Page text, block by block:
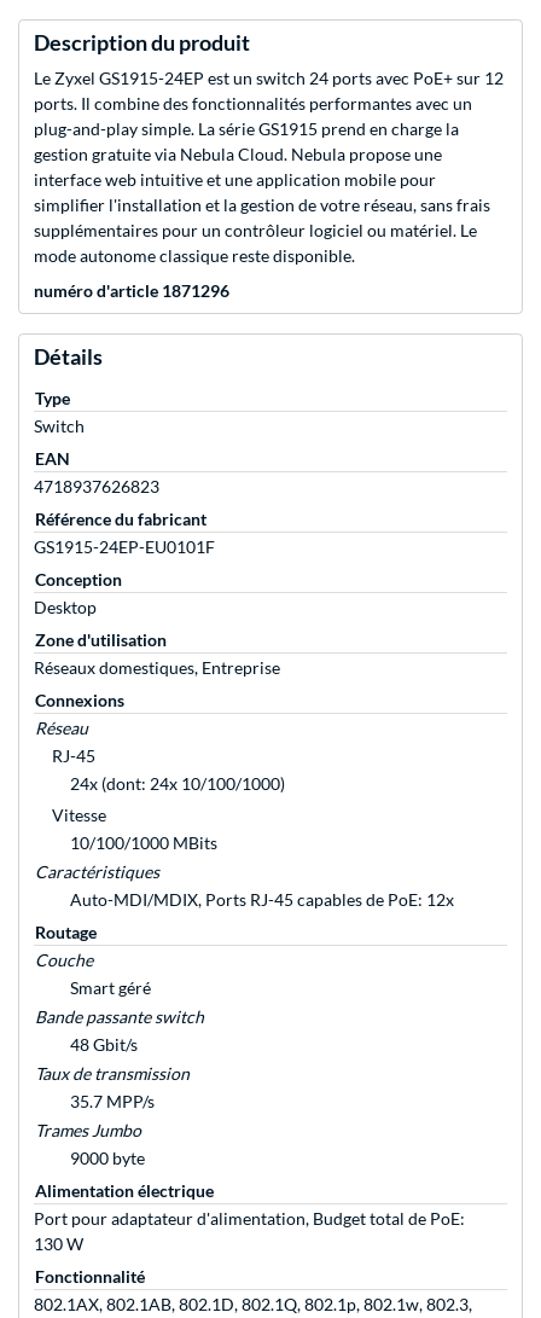
Description du produit
Le Zyxel GS1915-24EP est un switch 24 ports avec PoE+ sur 12
ports. Il combine des fonctionnalités performantes avec un
plug-and-play simple. La série GS1915 prend en charge la
gestion gratuite via Nebula Cloud. Nebula propose une
interface web intuitive et une application mobile pour
simplifier l'installation et la gestion de votre réseau, sans frais
supplémentaires pour un contrôleur logiciel ou matériel. Le
mode autonome classique reste disponible.
numéro d'article 1871296
Détails
Type
Switch
EAN
4718937626823
Référence du fabricant
GS1915-24EP-EU0101F
Conception
Desktop
Zone d'utilisation
Réseaux domestiques, Entreprise
Connexions
Réseau
RJ-45
24x (dont: 24x 10/100/1000)
Vitesse
10/100/1000 MBits
Caractéristiques
Auto-MDI/MDIX, Ports RJ-45 capables de PoE: 12x
Routage
Couche
Smart géré
Bande passante switch
48 Gbit/s
Taux de transmission
35.7 MPP/s
Trames Jumbo
9000 byte
Alimentation électrique
Port pour adaptateur d'alimentation, Budget total de PoE:
130 W
Fonctionnalité
802.1AX, 802.1AB, 802.1D, 802.1Q, 802.1p, 802.1w, 802.3,